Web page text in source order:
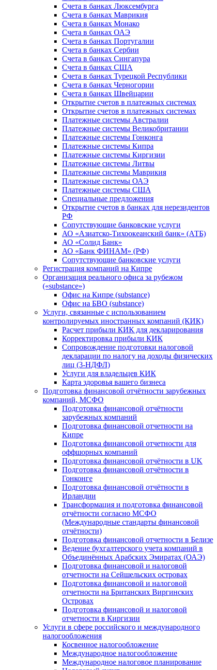
Счета в банках Люксембурга
Счета в банках Маврикия
Счета в банках Монако
Счета в банках ОАЭ
Счета в банках Португалии
Счета в банках Сербии
Счета в банках Сингапура
Счета в банках США
Счета в банках Турецкой Республики
Счета в банках Черногории
Счета в банках Швейцарии
Открытие счетов в платежных системах
Открытие счетов в платежных системах
Платежные системы Австралии
Платежные системы Великобритании
Платежные системы Гонконга
Платежные системы Кипра
Платежные системы Киргизии
Платежные системы Литвы
Платежные системы Маврикия
Платежные системы ОАЭ
Платежные системы США
Специальные предложения
Открытие счетов в банках для нерезидентов
РФ
Сопутствующие банковские услуги
АО «Азиатско-Тихоокеанский банк» (АТБ)
АО «Солид Банк»
АО «Банк ФИНАМ» (РФ)
Сопутствующие банковские услуги
Регистрация компаний на Кипре
Организация реального офиса за рубежом
(«substance»)
Офис на Кипре (substance)
Офис на БВО (substance)
Услуги, связанные с использованием
контролируемых иностранных компаний (КИК)
Расчет прибыли КИК для декларирования
Корректировка прибыли КИК
Сопровождение подготовки налоговой
декларации по налогу на доходы физических
лиц (3-НДФЛ)
Услуги для владельцев КИК
Карта здоровья вашего бизнеса
Подготовка финансовой отчётности зарубежных
компаний, МСФО
Подготовка финансовой отчётности
зарубежных компаний
Подготовка финансовой отчетности на
Кипре
Подготовка финансовой отчетности для
оффшорных компаний
Подготовка финансовой отчётности в UK
Подготовка финансовой отчётности в
Гонконге
Подготовка финансовой отчётности в
Ирландии
Трансформация и подготовка финансовой
отчётности согласно МСФО
(Международные стандарты финансовой
отчётности)
Подготовка финансовой отчетности в Белизе
Ведение бухгалтерского учета компаний в
Объединённых Арабских Эмиратах (ОАЭ)
Подготовка финансовой и налоговой
отчетности на Сейшельских островах
Подготовка финансовой и налоговой
отчетности на Британских Виргинских
Островах
Подготовка финансовой и налоговой
отчетности в Киргизии
Услуги в сфере российского и международного
налогообложения
Косвенное налогообложение
Международное налогообложение
Международное налоговое планирование